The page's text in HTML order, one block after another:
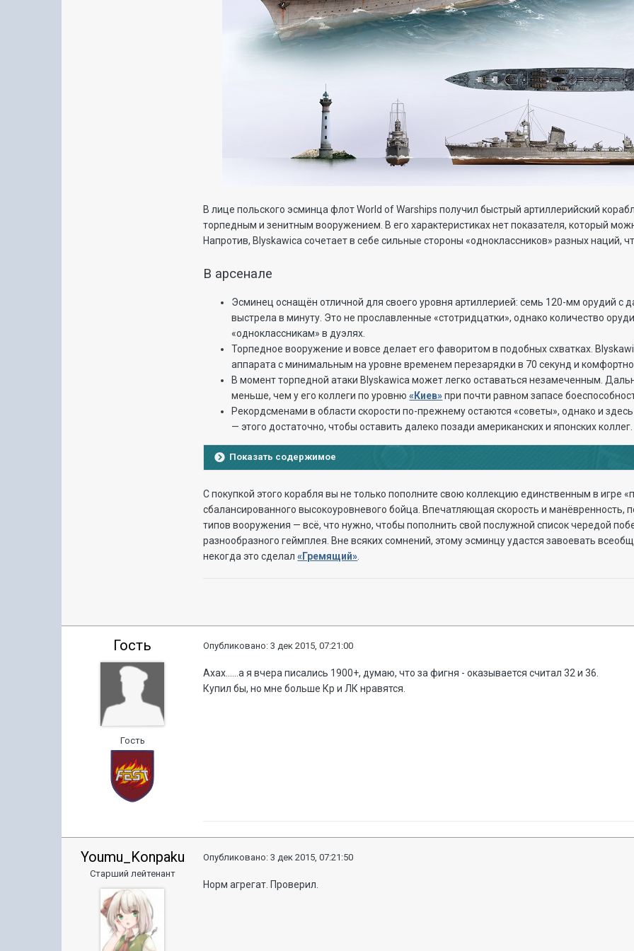
В лице польского эсминца флот World of Warships получил быстрый артиллерийский
торпедным и зенитным вооружением. В его характеристиках нет показателя, который
Напротив, Blyskawica сочетает в себе сильные стороны «одноклассников» разных наций,
В арсенале
Эсминец оснащён отличной для своего уровня артиллерией: семь 120-мм орудий с
выстрела в минуту. Это не прославленные «стотридцатки», однако количество
«одноклассникам» в дуэлях.
Торпедное вооружение и вовсе делает его фаворитом в подобных схватках.
аппарата с минимальным на уровне временем перезарядки в 70 секунд и
В момент торпедной атаки Blyskawica может легко оставаться незамеченным.
меньше, чем у его коллеги по уровню«Киев»при почти равном запасе
Рекордсменами в области скорости по-прежнему остаются «советы», однако и
— этого достаточно, чтобы оставить далеко позади американских и японских коллег.
Показать содержимое
С покупкой этого корабля вы не только пополните свою коллекцию единственным в игре
сбалансированного высокоуровневого бойца. Впечатляющая скорость и манёвренность,
типов вооружения — всё, что нужно, чтобы пополнить свой послужной список чередой
разнообразного геймплея. Вне всяких сомнений, этому эсминцу удастся завоевать
некогда это сделал«Гремящий»
Гость
Гость
Опубликовано:3 дек 2015, 07:21:00
Ахах......а я вчера писались 1900+, думаю, что за фигня - оказывается считал 32 и 36.
Купил бы, но мне больше Кр и ЛК нравятся.
Youmu_Konpaku
Старший лейтенант
Опубликовано:3 дек 2015, 07:21:50
Норм агрегат. Проверил.